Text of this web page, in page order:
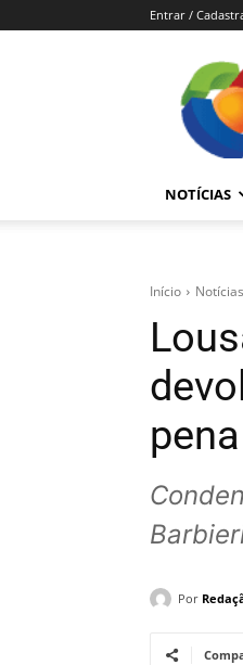
Entrar /
NOTÍCIAS
Início Notícias
Por